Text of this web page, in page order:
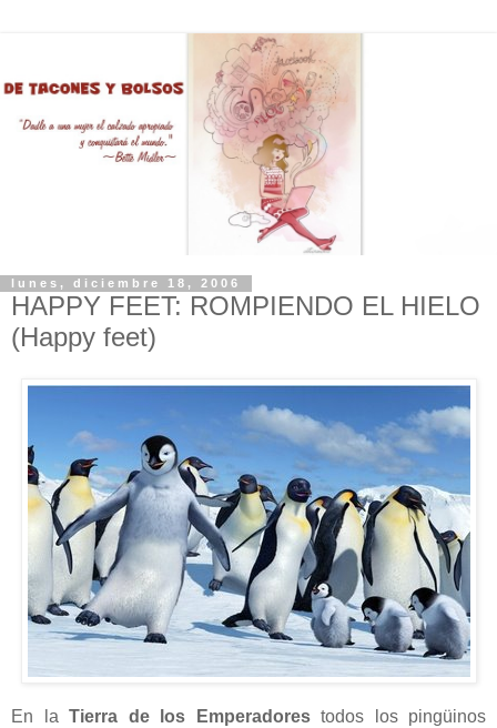
lunes, diciembre 18, 2006
HAPPY FEET: ROMPIENDO EL HIELO
(Happy feet)
En la Tierra de los Emperadorestodos los pingüinos